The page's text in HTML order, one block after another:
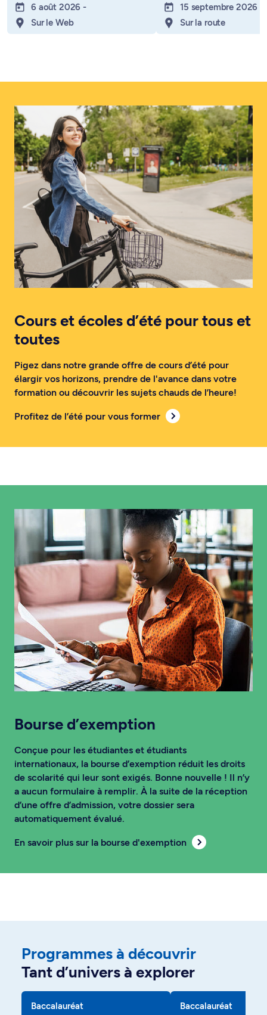
6 août 2026-
Sur le Web
15 septembre 2026
Sur la route
Cours et écoles d’été pour tous et
toutes
Pigez dans notre grande offre de cours d’été pour
élargir vos horizons, prendre de l'avance dans votre
formation ou découvrir les sujets chauds de l’heure!
Profitez de l’été pour vous former
Bourse d’exemption
Conçue pour les étudiantes et étudiants
internationaux, la bourse d’exemption réduit les droits
de scolarité qui leur sont exigés. Bonne nouvelle ! Il n’y
a aucun formulaire à remplir. À la suite de la réception
d’une offre d’admission, votre dossier sera
automatiquement évalué.
En savoir plus sur la bourse d'exemption
Programmes à découvrir
Tant d’univers à explorer
Baccalauréat Baccalauréat